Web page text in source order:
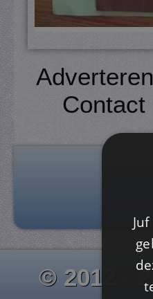
Adverteren
Contact
© 2012 -